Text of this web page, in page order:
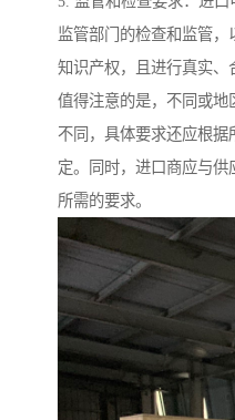
监管部门的检查和监管
知识产权，且进行真实、
值得注意的是，不同或
不同，具体要求还应根
定。同时，进口商应与
所需的要求。